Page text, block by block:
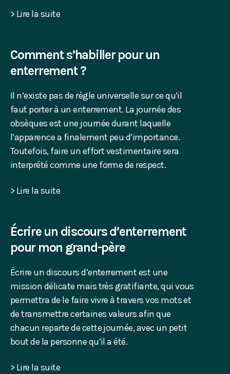
> Lire la suite
Comment s’habiller pour un
enterrement ?
Il n’existe pas de règle universelle sur ce qu’il
faut porter à un enterrement. La journée des
obsèques est une journée durant laquelle
l’apparence a finalement peu d’importance.
Toutefois, faire un effort vestimentaire sera
interprété comme une forme de respect.
> Lire la suite
Écrire un discours d’enterrement
pour mon grand-père
Écrire un discours d’enterrement est une
mission délicate mais très gratifiante, qui vous
permettra de le faire vivre à travers vos mots et
de transmettre certaines valeurs afin que
chacun reparte de cette journée, avec un petit
bout de la personne qu’il a été.
> Lire la suite